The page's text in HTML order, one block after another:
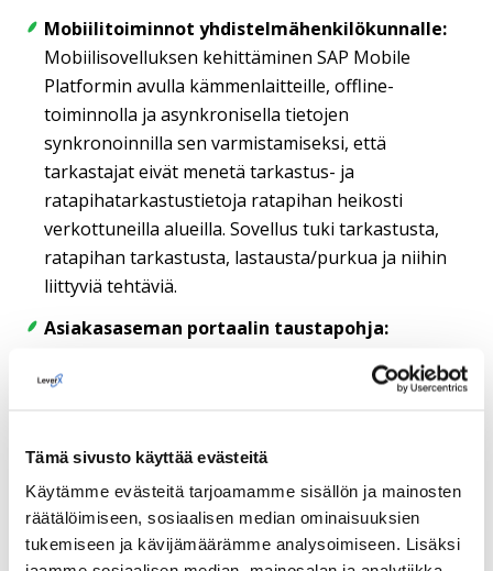
Tämä sivusto käyttää evästeitä
Käytämme evästeitä tarjoamamme sisällön ja mainosten
räätälöimiseen, sosiaalisen median ominaisuuksien
tukemiseen ja kävijämäärämme analysoimiseen. Lisäksi
Mobiilitoiminnot yhdistelmähenkilökunnalle:
Mobiilisovelluksen kehittäminen SAP Mobile
Platformin avulla kämmenlaitteille, offline-
toiminnolla ja asynkronisella tietojen
synkronoinnilla sen varmistamiseksi, että
tarkastajat eivät menetä tarkastus- ja
ratapihatarkastustietoja ratapihan heikosti
verkottuneilla alueilla. Sovellus tuki tarkastusta,
ratapihan tarkastusta, lastausta/purkua ja niihin
liittyviä tehtäviä.
Asiakasaseman portaalin taustapohja:
jonka avulla valmistajat ja kuljetusliikkeet voivat
Teknologiapino